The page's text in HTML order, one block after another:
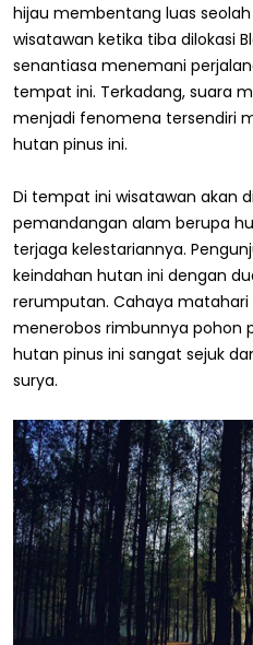
hijau membentang luas
wisatawan ketika tiba dilokasi
senantiasa menemani
tempat ini. Terkadang, suara
menjadi fenomena tersendiri
hutan pinus ini.
Di tempat ini wisatawan akan
pemandangan alam berupa
terjaga kelestariannya.
keindahan hutan ini dengan
rerumputan. Cahaya
menerobos rimbunnya pohon
hutan pinus ini sangat sejuk
surya.